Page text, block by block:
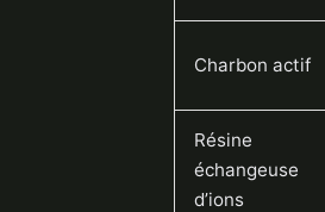
Charbon actif
Résine
échangeuse
d’ions